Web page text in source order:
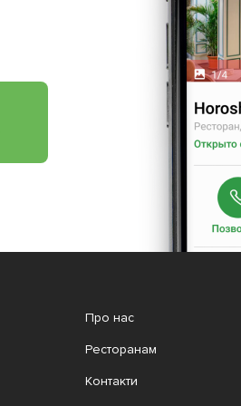
Про нас
Ресторанам
Контакти